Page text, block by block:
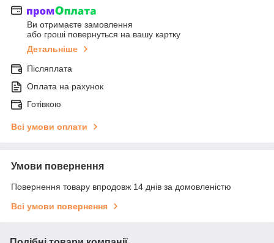
Ви отримаєте замовлення
або гроші повернуться на вашу картку
Детальніше
Післяплата
Оплата на рахунок
Готівкою
Всі умови оплати
Умови повернення
Повернення товару впродовж 14 днів за домовленістю
Всі умови повернення